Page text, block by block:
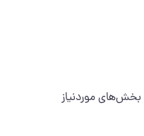
بخش‌های موردنیاز